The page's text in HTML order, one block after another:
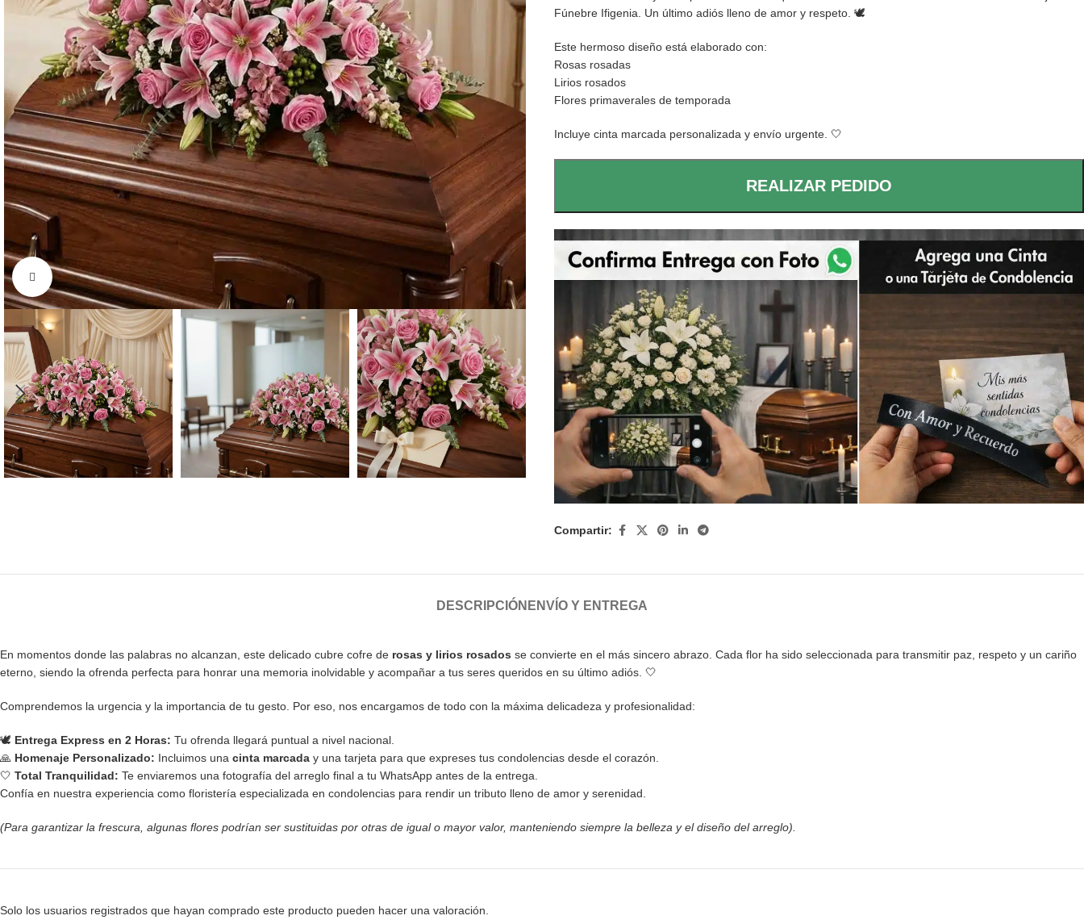
Click to enlarge
Fúnebre Ifigenia. Un último adiós lleno de amor y respeto. 🕊️
Este hermoso diseño está elaborado con:
Rosas rosadas
Lirios rosados
Flores primaverales de temporada
Incluye cinta marcada personalizada y envío urgente. 🤍
REALIZAR PEDIDO
Compartir:
DESCRIPCIÓN ENVÍO Y ENTREGA
En momentos donde las palabras no alcanzan, este delicado cubre cofre de rosas y lirios rosados se convierte en el más sincero abrazo. Cada flor ha sido seleccionada para transmitir paz, respeto y un cariño
eterno, siendo la ofrenda perfecta para honrar una memoria inolvidable y acompañar a tus seres queridos en su último adiós. 🤍
Comprendemos la urgencia y la importancia de tu gesto. Por eso, nos encargamos de todo con la máxima delicadeza y profesionalidad:
🕊️ Entrega Express en 2 Horas: Tu ofrenda llegará puntual a nivel nacional.
🙏 Homenaje Personalizado: Incluimos una cinta marcada y una tarjeta para que expreses tus condolencias desde el corazón.
🤍 Total Tranquilidad: Te enviaremos una fotografía del arreglo final a tu WhatsApp antes de la entrega.
Confía en nuestra experiencia como floristería especializada en condolencias para rendir un tributo lleno de amor y serenidad.
(Para garantizar la frescura, algunas flores podrían ser sustituidas por otras de igual o mayor valor, manteniendo siempre la belleza y el diseño del arreglo).
Solo los usuarios registrados que hayan comprado este producto pueden hacer una valoración.